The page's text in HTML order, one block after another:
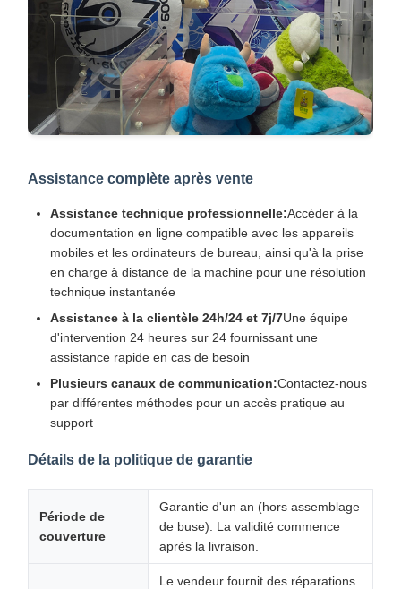
Assistance complète après vente
Assistance technique professionnelle:Accéder à la
documentation en ligne compatible avec les appareils
mobiles et les ordinateurs de bureau, ainsi qu'à la prise
en charge à distance de la machine pour une résolution
technique instantanée
Assistance à la clientèle 24h/24 et 7j/7Une équipe
d'intervention 24 heures sur 24 fournissant une
assistance rapide en cas de besoin
Plusieurs canaux de communication:Contactez-nous
par différentes méthodes pour un accès pratique au
support
Détails de la politique de garantie
Période de
couverture
Garantie d'un an (hors assemblage
de buse). La validité commence
après la livraison.
Le vendeur fournit des réparations